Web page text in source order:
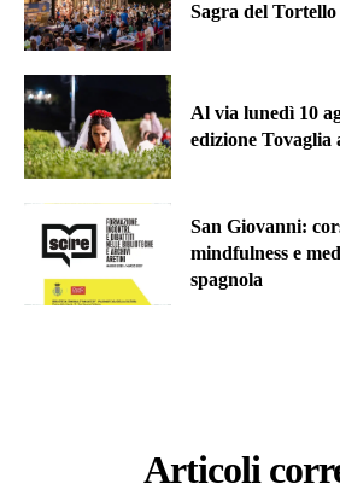
Sagra del
Al via lunedì 10
edizione Tovaglia
San Giovanni:
mindfulness e
spagnola
Articoli